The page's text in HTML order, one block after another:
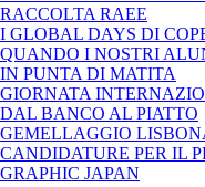
RACCOLTA RAEE
I GLOBAL DAYS DI
QUANDO I NOSTRI
IN PUNTA DI MATITA
GIORNATA
DAL BANCO AL PIATTO
GEMELLAGGIO
CANDIDATURE PER IL
GRAPHIC JAPAN